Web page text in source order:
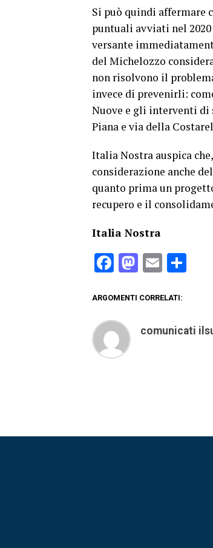
Si può quindi affermare
puntuali avviati nel
versante
del Michelozzo
non risolvono il
invece di prevenirli:
Nuove e gli interventi
Piana e via della
Italia Nostra auspica
considerazione anche
quanto prima un
recupero e il
Italia Nostra
Facebook
Mastodon
Email
ARGOMENTI CORRELATI:
comunicati